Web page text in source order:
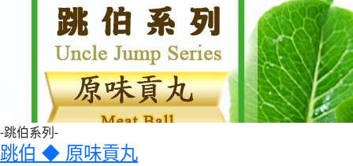
-跳伯系列-
跳伯 ◆ 原味貢丸